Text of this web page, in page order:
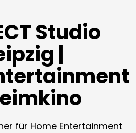
Studio
|
für Home Entertainment